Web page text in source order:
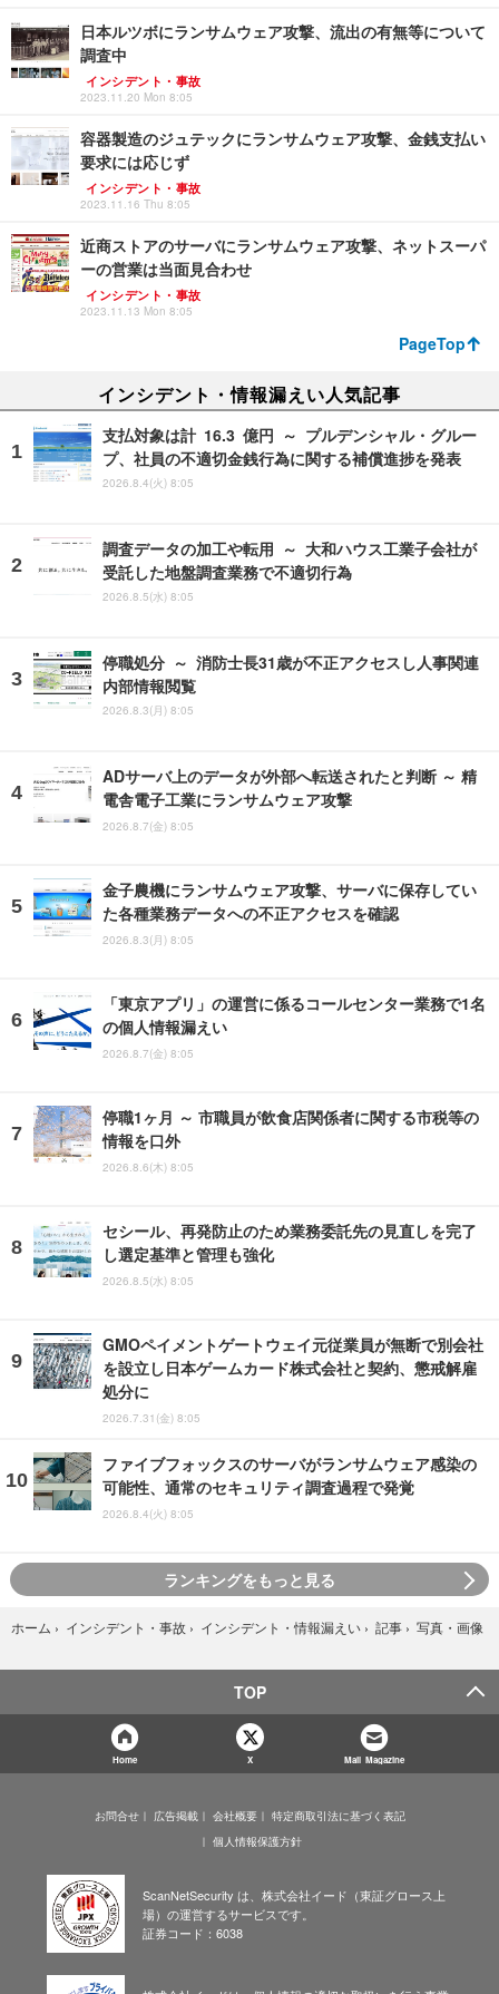
日本ルツボにランサムウェア攻撃、流出の有無等について
調査中
インシデント・事故
2023.11.20 Mon 8:05
容器製造のジュテックにランサムウェア攻撃、金銭支払い
要求には応じず
インシデント・事故
2023.11.16 Thu 8:05
近商ストアのサーバにランサムウェア攻撃、ネットスーパ
ーの営業は当面見合わせ
インシデント・事故
2023.11.13 Mon 8:05
PageTop
インシデント・情報漏えい人気記事
支払対象は計 16.3 億円 ～ プルデンシャル・グルー
プ、社員の不適切金銭行為に関する補償進捗を発表
2026.8.4(火) 8:05
調査データの加工や転用 ～ 大和ハウス工業子会社が
受託した地盤調査業務で不適切行為
2026.8.5(水) 8:05
停職処分 ～ 消防士長31歳が不正アクセスし人事関連
内部情報閲覧
2026.8.3(月) 8:05
ADサーバ上のデータが外部へ転送されたと判断 ～ 精
電舎電子工業にランサムウェア攻撃
2026.8.7(金) 8:05
金子農機にランサムウェア攻撃、サーバに保存してい
た各種業務データへの不正アクセスを確認
2026.8.3(月) 8:05
「東京アプリ」の運営に係るコールセンター業務で1名
の個人情報漏えい
2026.8.7(金) 8:05
停職1ヶ月 ～ 市職員が飲食店関係者に関する市税等の
情報を口外
2026.8.6(木) 8:05
セシール、再発防止のため業務委託先の見直しを完了
し選定基準と管理も強化
2026.8.5(水) 8:05
GMOペイメントゲートウェイ元従業員が無断で別会社
を設立し日本ゲームカード株式会社と契約、懲戒解雇
処分に
2026.7.31(金) 8:05
ファイブフォックスのサーバがランサムウェア感染の
可能性、通常のセキュリティ調査過程で発覚
2026.8.4(火) 8:05
ランキングをもっと見る
ホーム › インシデント・事故 › インシデント・情報漏えい › 記事 › 写真・画像
TOP
Home X Mail Magazine
お問合せ 広告掲載 会社概要
特定商取引法に基づく表記
個人情報保護方針
ScanNetSecurity は、株式会社イード（東証グロース上
場）の運営するサービスです。
証券コード：6038